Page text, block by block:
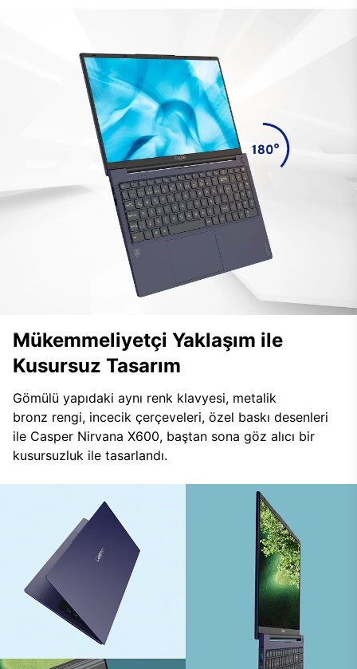
Mükemmeliyetçi Yaklaşım ile
Kusursuz Tasarım
Gömülü yapıdaki aynı renk klavyesi, metalik
bronz rengi, incecik çerçeveleri, özel baskı desenleri
ile Casper Nirvana X600, baştan sona göz alıcı bir
kusursuzluk ile tasarlandı.